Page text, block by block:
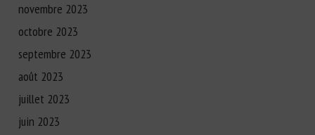
novembre 2023
octobre 2023
septembre 2023
août 2023
juillet 2023
juin 2023